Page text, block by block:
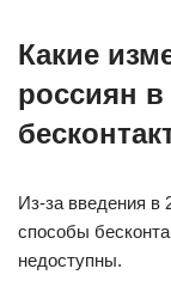
Какие
россиян в
Из-за введения в
способы
недоступны.